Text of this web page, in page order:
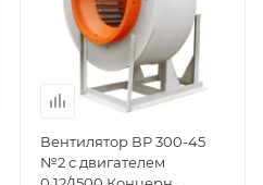
Вентилятор ВР 300-45
№2 с двигателем